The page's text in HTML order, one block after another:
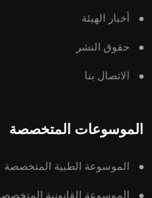
أخبار الهيئة
حقوق النشر
الاتصال بنا
الموسوعات المتخصصة
الموسوعة الطبية المتخصصة
الموسوعة القانونية